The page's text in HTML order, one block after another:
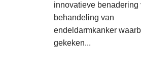
innovatieve benadering
behandeling van
endeldarmkanker
gekeken...